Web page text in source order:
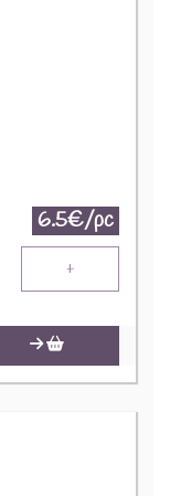
6.5€/pc
+